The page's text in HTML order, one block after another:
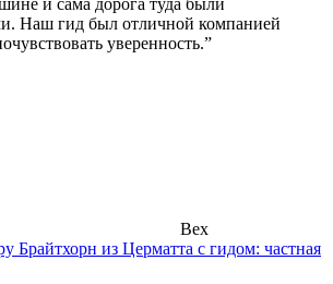
и сама дорога туда были
Наш гид был отличной компанией
уверенность.”
Bex
Брайтхорн из Церматта с гидом: частная